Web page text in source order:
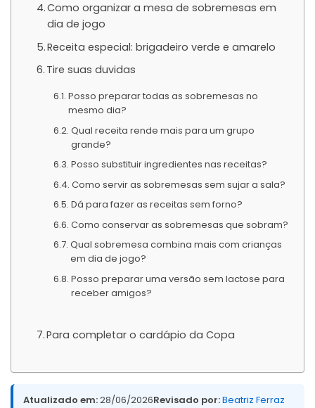
Como organizar a mesa de sobremesas em
dia de jogo
Receita especial: brigadeiro verde e amarelo
Tire suas duvidas
Posso preparar todas as sobremesas no
mesmo dia?
Qual receita rende mais para um grupo
grande?
Posso substituir ingredientes nas receitas?
Como servir as sobremesas sem sujar a sala?
Dá para fazer as receitas sem forno?
Como conservar as sobremesas que sobram?
Qual sobremesa combina mais com crianças
em dia de jogo?
Posso preparar uma versão sem lactose para
receber amigos?
Para completar o cardápio da Copa
Atualizado em:28/06/2026Revisado por:Beatriz Ferraz